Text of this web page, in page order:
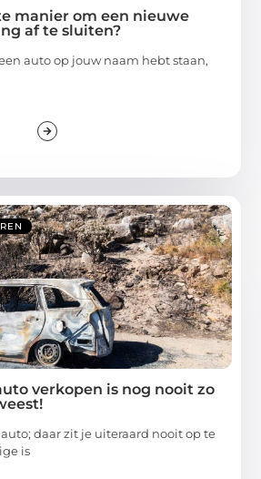
manier om een nieuwe
af te sluiten?
auto op jouw naam hebt staan,
verkopen is nog nooit zo
daar zit je uiteraard nooit op te
is